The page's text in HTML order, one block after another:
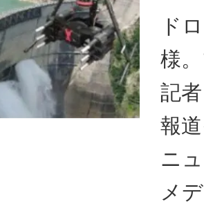
ド
様
記
報
ニ
メ